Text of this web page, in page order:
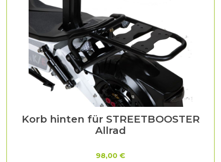
Korb hinten für STREETBOOSTER
Allrad
98,00 €